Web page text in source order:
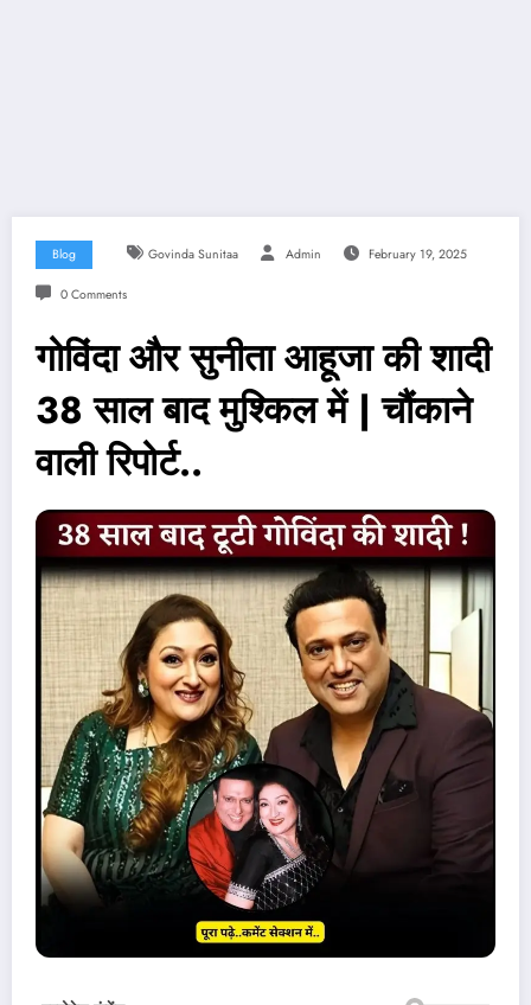
Blog Govinda Sunitaa Admin February 19, 2025
0 Comments
गोविंदा और सुनीता आहूजा की शादी
38 साल बाद मुश्किल में | चौंकाने
वाली रिपोर्ट..